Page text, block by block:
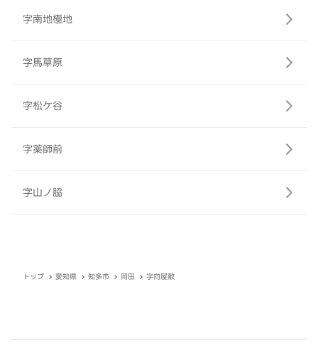
字南地極地
字馬草原
字松ケ谷
字薬師前
字山ノ脇
トップ 愛知県 知多市 岡田 字向屋敷